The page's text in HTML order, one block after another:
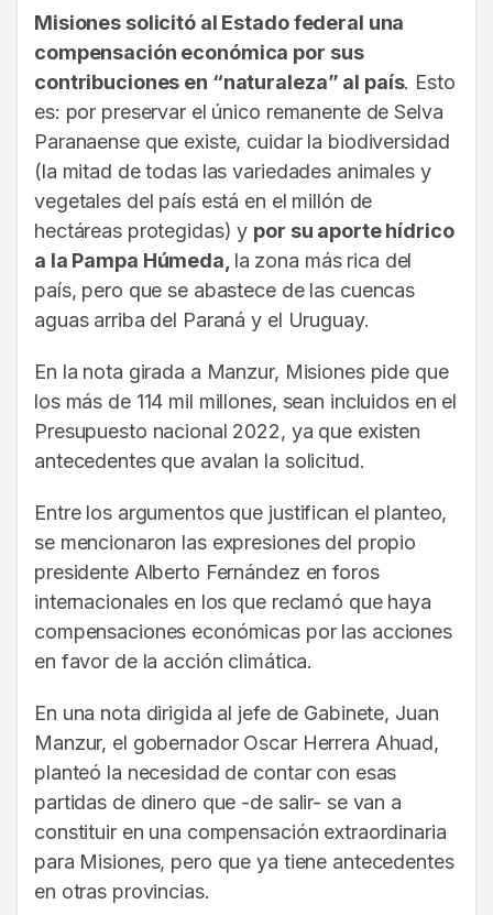
Misiones solicitó al Estado federal una
compensación económica por sus
contribuciones en “naturaleza” al país. Esto
es: por preservar el único remanente de Selva
Paranaense que existe, cuidar la biodiversidad
(la mitad de todas las variedades animales y
vegetales del país está en el millón de
hectáreas protegidas) y por su aporte hídrico
a la Pampa Húmeda, la zona más rica del
país, pero que se abastece de las cuencas
aguas arriba del Paraná y el Uruguay.
En la nota girada a Manzur, Misiones pide que
los más de 114 mil millones, sean incluidos en el
Presupuesto nacional 2022, ya que existen
antecedentes que avalan la solicitud.
Entre los argumentos que justifican el planteo,
se mencionaron las expresiones del propio
presidente Alberto Fernández en foros
internacionales en los que reclamó que haya
compensaciones económicas por las acciones
en favor de la acción climática.
En una nota dirigida al jefe de Gabinete, Juan
Manzur, el gobernador Oscar Herrera Ahuad,
planteó la necesidad de contar con esas
partidas de dinero que -de salir- se van a
constituir en una compensación extraordinaria
para Misiones, pero que ya tiene antecedentes
en otras provincias.